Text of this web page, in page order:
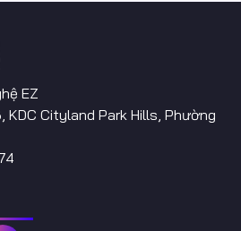
EZ
Cityland Park Hills, Phường